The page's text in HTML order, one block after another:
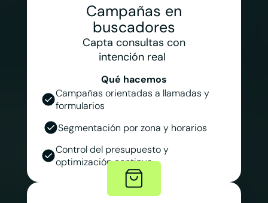
Campañas en
buscadores
Capta consultas con
intención real
Qué hacemos
Campañas orientadas a llamadas y
formularios
Segmentación por zona y horarios
Control del presupuesto y
optimización continua